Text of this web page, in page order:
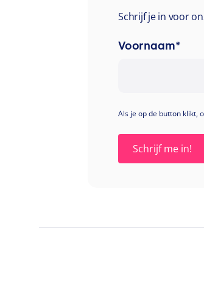
Schrijf je in voor
Voornaam*
Als je op de button klikt,